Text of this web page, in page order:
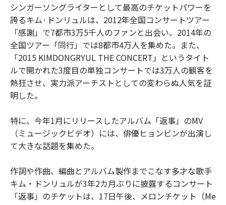
シンガーソングライターとして最高のチケットパワーを
誇るキム·ドンリュルは、2012年全国コンサートツアー
「感謝」で7都市3万5千人のファンと出会い、2014年の
全国ツアー「同行」では8都市4万人を集めた。また、
「2015 KIMDONGRYUL THE CONCERT」というタイト
ルで開かれた3度目の単独コンサートでは3万人の観客を
熱狂させ、実力派アーチストとしての変わらぬ人気を証
明した。
特に、今年1月にリリースしたアルバム「返事」のMV
（ミュージックビデオ）には、俳優ヒョンビンが出演し
て大きな話題を集めた。
作詞や作曲、編曲とアルバム製作までこなす多才な歌手
キム・ドンリュルが3年2カ月ぶりに披露するコンサート
「返事」のチケットは、17日午後、メロンチケット（Me